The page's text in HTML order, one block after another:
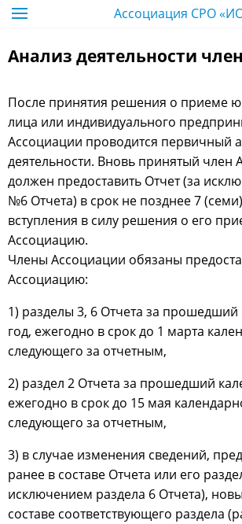
Ассоциация СРО
Анализ деятельности
После принятия решения о приеме
лица или индивидуального
Ассоциации проводится первичный
деятельности. Вновь принятый член
должен предоставить Отчет (за
№6 Отчета) в срок не позднее 7
вступления в силу решения о его
Ассоциацию.
Члены Ассоциации обязаны
Ассоциацию:
1) разделы 3, 6 Отчета за
год, ежегодно в срок до 1 марта
следующего за отчетным,
2) раздел 2 Отчета за прошедший
ежегодно в срок до 15 мая
следующего за отчетным,
3) в случае изменения сведений,
ранее в составе Отчета или его
исключением раздела 6 Отчета),
составе соответствующего раздела